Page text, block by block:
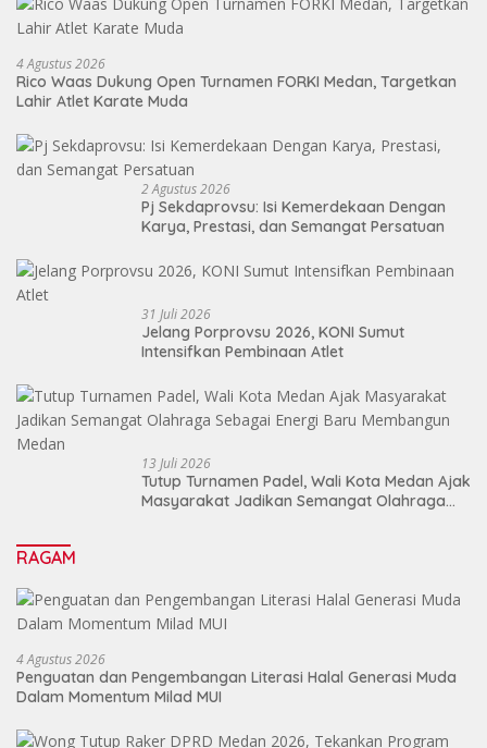
4 Agustus 2026
Rico Waas Dukung Open Turnamen FORKI Medan, Targetkan
Lahir Atlet Karate Muda
2 Agustus 2026
Pj Sekdaprovsu: Isi Kemerdekaan Dengan
Karya, Prestasi, dan Semangat Persatuan
31 Juli 2026
Jelang Porprovsu 2026, KONI Sumut
Intensifkan Pembinaan Atlet
13 Juli 2026
Tutup Turnamen Padel, Wali Kota Medan Ajak
Masyarakat Jadikan Semangat Olahraga
RAGAM
4 Agustus 2026
Penguatan dan Pengembangan Literasi Halal Generasi Muda
Dalam Momentum Milad MUI